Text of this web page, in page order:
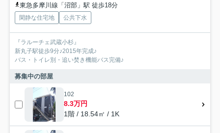
東急多摩川線「沼部」駅 徒歩18分
閑静な住宅地 公共下水
『ラルーチェ武蔵小杉』
新丸子駅徒歩9分♪2015年完成♪
バス・トイレ別・追い焚き機能バス完備♪
募集中の部屋
102
8.3万円
1階 / 18.54㎡ / 1K